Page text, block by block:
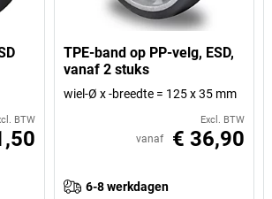
BTW
TPE-band op PP-velg, ESD,
vanaf 2 stuks
wiel-Ø x -breedte = 125 x 35 mm
Excl. BTW
vanaf € 36,90
6-8 werkdagen